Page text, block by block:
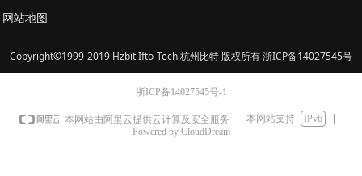
网站地图
Copyright©1999-2019 Hzbit Ifto-Tech 杭州比特 版权所有 浙ICP备14027545号
浙ICP备14027545号-1
本网站由阿里云提供云计算及安全服务 本网站支持
IPv6
Powered by CloudDream